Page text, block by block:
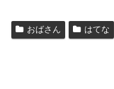
おばさん はてな